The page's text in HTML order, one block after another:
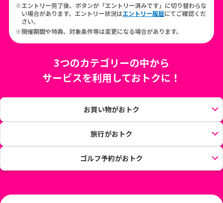
エントリー完了後、ボタンが「エントリー済みです」に切り替わらな
い場合があります。エントリー状況はエントリー履歴にてご確認くだ
さい。
開催期間や特典、対象条件等は変更になる場合があります。
3つのカテゴリーの中から
サービスを利用しておトクに！
お買い物がおトク
旅行がおトク
ゴルフ予約がおトク